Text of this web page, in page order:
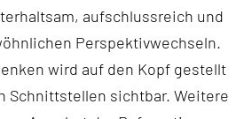
aufschlussreich und
Perspektivwechseln.
wird auf den Kopf gestellt
Schnittstellen sichtbar. Weitere